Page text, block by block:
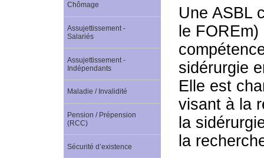
Une ASBL
le
sidérurgie
Elle est
visant à la
la
la
Chômage
Assujettissement -
Salariés
Assujettissement -
Indépendants
Maladie / Invalidité
Pension / Prépension
(RCC)
Sécurité d’existence